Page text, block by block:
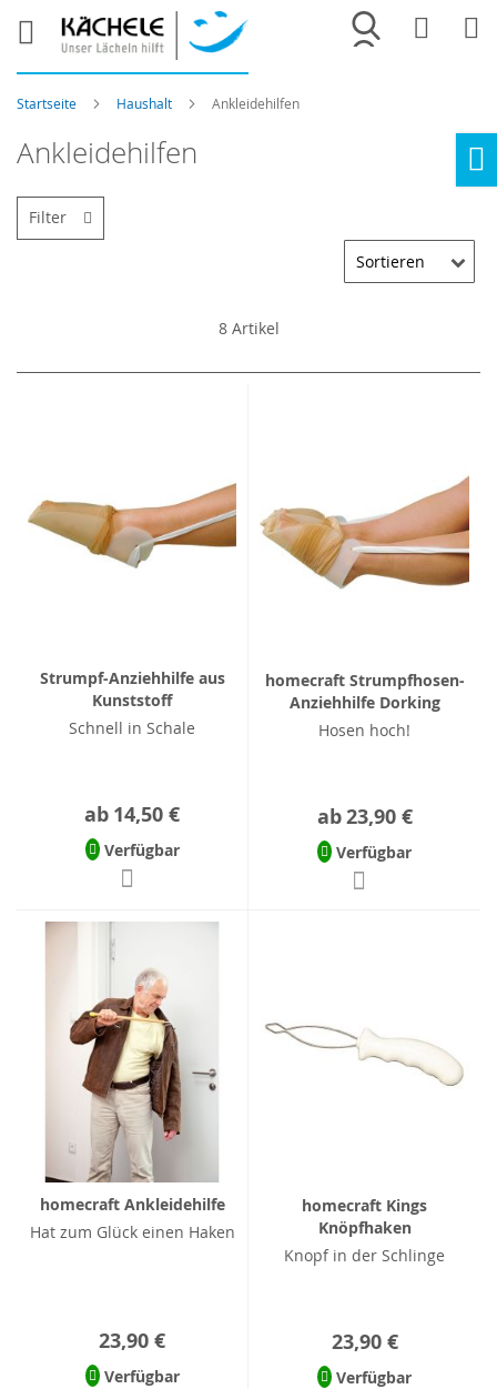
Merkliste
Startseite Haushalt Ankleidehilfen
Ankleidehilfen
8Artikel
Strumpf-Anziehhilfe aus
Kunststoff
Schnell in Schale
ab 14,50 €
Verfügbar
homecraft Strumpfhosen-
Anziehhilfe Dorking
Hosen hoch!
ab23,90 €
Verfügbar
homecraft Ankleidehilfe
Hat zum Glück einen Haken
23,90 €
Verfügbar
homecraft Kings
Knöpfhaken
Knopf in der Schlinge
23,90 €
Verfügbar
Filter